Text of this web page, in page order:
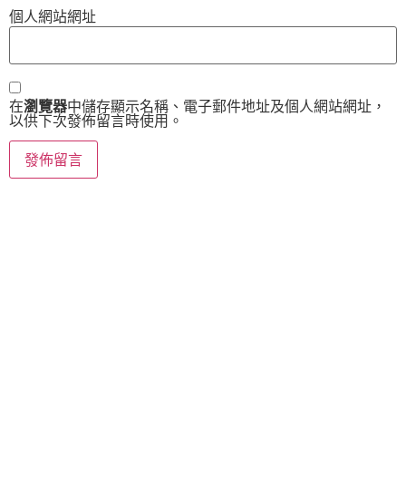
個人網站網址
在瀏覽器中儲存顯示名稱、電子郵件地址及個人網站網址，
以供下次發佈留言時使用。